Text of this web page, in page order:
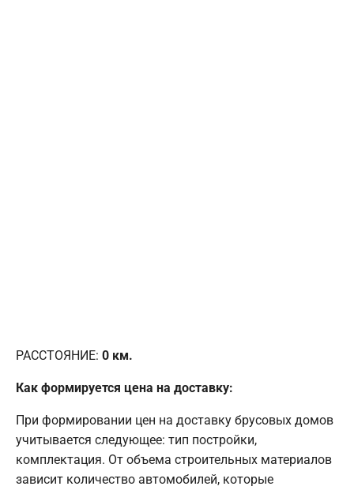
РАССТОЯНИЕ: 0 км.
Как формируется цена на доставку:
При формировании цен на доставку брусовых домов
учитывается следующее: тип постройки,
комплектация. От объема строительных материалов
зависит количество автомобилей, которые